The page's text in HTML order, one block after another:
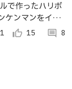
で作ったハリボ
ンマンをイメー
「じゃんけん
thumb_up_alt 15 comment 8